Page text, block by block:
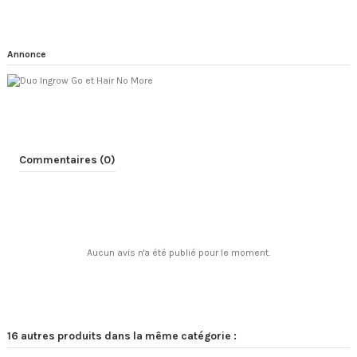
Annonce
Commentaires (0)
Aucun avis n'a été publié pour le moment.
16 autres produits dans la même catégorie :